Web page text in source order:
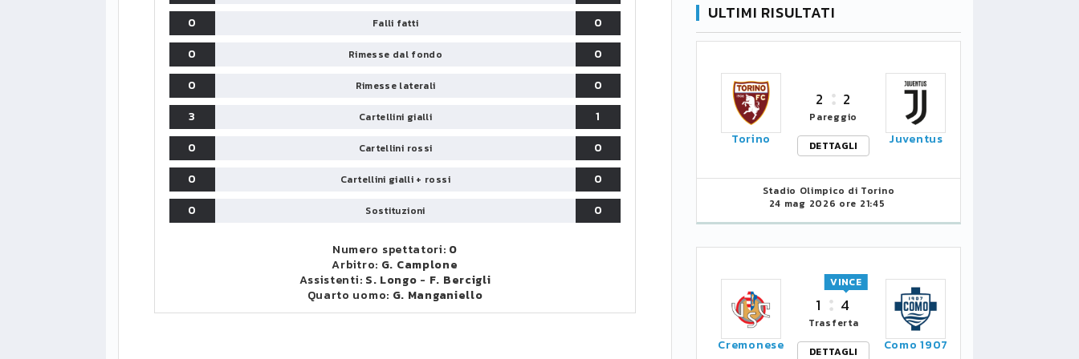
0
Falli fatti
0
0
Rimesse dal fondo
0
0
Rimesse laterali
0
3
Cartellini gialli
1
0
Cartellini rossi
0
0
Cartellini gialli + rossi
0
0
Sostituzioni 0
Numero spettatori: 0
Arbitro: G. Camplone
Assistenti: S. Longo - F. Bercigli
Quarto uomo: G. Manganiello
ULTIMI RISULTATI
Torino
2 2
Pareggio
DETTAGLI
Juventus
Stadio Olimpico di Torino
24 mag 2026 ore 21:45
Cremonese
1 4
VINCE
Trasferta
DETTAGLI
Como 1907